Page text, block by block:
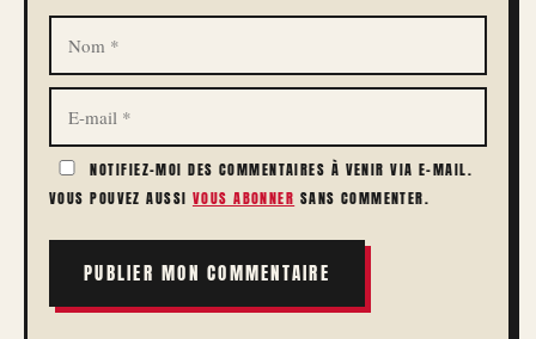
NOM
E-
MAIL
NOTIFIEZ-MOI DES COMMENTAIRES À VENIR VIA E-MAIL.
VOUS POUVEZ AUSSI VOUS ABONNER SANS COMMENTER.